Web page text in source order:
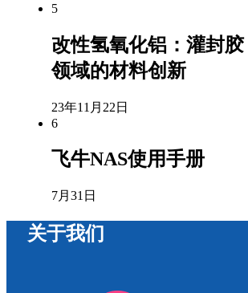
5
改性氢氧化铝：灌封胶
领域的材料创新
23年11月22日
6
飞牛NAS使用手册
7月31日
关于我们